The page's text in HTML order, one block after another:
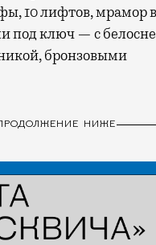
10 лифтов, мрамор
под ключ — с
бронзовыми
НИЖЕ